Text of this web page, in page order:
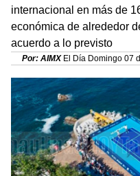
internacional en más de
económica de alrededor
acuerdo a lo previsto
Por: AIMXEl Día Domingo 07